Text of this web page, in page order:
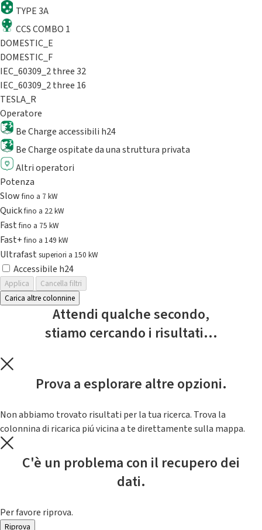
TYPE 3A
CCS COMBO 1
DOMESTIC_E
DOMESTIC_F
IEC_60309_2 three 32
IEC_60309_2 three 16
TESLA_R
Operatore
Be Charge accessibili h24
Be Charge ospitate da una struttura privata
Altri operatori
Potenza
Slowfino a 7 kW
Quickfino a 22 kW
Fastfino a 75 kW
Fast+fino a 149 kW
Ultrafast superiori a 150 kW
Accessibile h24
Applica
Cancella filtri
Carica altre colonnine
Attendi qualche secondo,
stiamo cercando i risultati...
Prova a esplorare altre opzioni.
Non abbiamo trovato risultati per la tua ricerca. Trova la
colonnina di ricarica piú vicina a te direttamente sulla mappa.
C'è un problema con il recupero dei
dati.
Per favore riprova.
Riprova